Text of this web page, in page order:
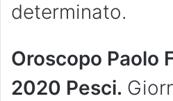
determinato.
Oroscopo Paolo
2020 Pesci.